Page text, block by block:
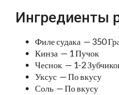
Ингредиенты
Филе судака — 350
Кинза — 1 Пучок
Чеснок — 1-2
Уксус — По вкусу
Соль — По вкусу